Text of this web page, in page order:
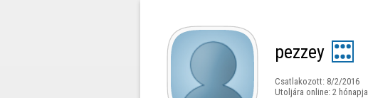
pezzey
Csatlakozott: 8/2/2016
Utoljára online: 2 hónapja